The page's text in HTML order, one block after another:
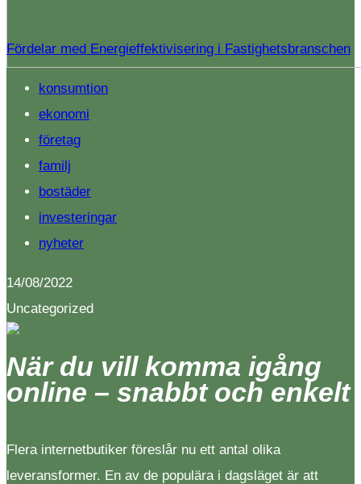
Fördelar med Energieffektivisering i Fastighetsbranschen
konsumtion
ekonomi
företag
familj
bostäder
investeringar
nyheter
14/08/2022
Uncategorized
När du vill komma igång
online – snabbt och enkelt
Flera internetbutiker föreslår nu ett antal olika
leveransformer. En av de populära i dagsläget är att